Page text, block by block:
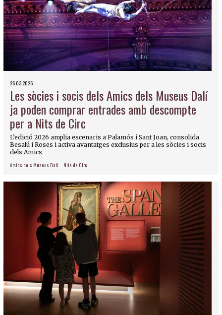
26.03.2026
Les sòcies i socis dels Amics dels Museus Dalí
ja poden comprar entrades amb descompte
per a Nits de Circ
L’edició 2026 amplia escenaris a Palamós i Sant Joan, consolida
Besalú i Roses i activa avantatges exclusius per a les sòcies i socis
dels Amics
Amics dels Museus Dalí Nits de Circ